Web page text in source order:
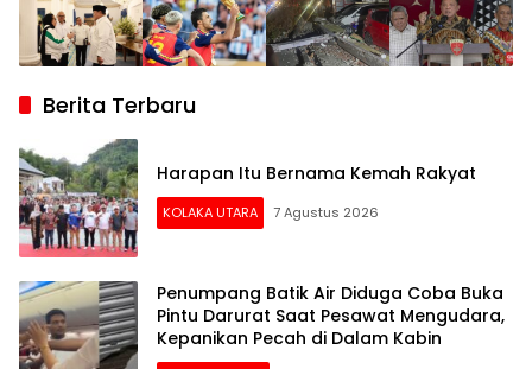
Berita Terbaru
Harapan Itu Bernama Kemah Rakyat
KOLAKA UTARA 7 Agustus 2026
Penumpang Batik Air Diduga Coba Buka
Pintu Darurat Saat Pesawat Mengudara,
Kepanikan Pecah di Dalam Kabin